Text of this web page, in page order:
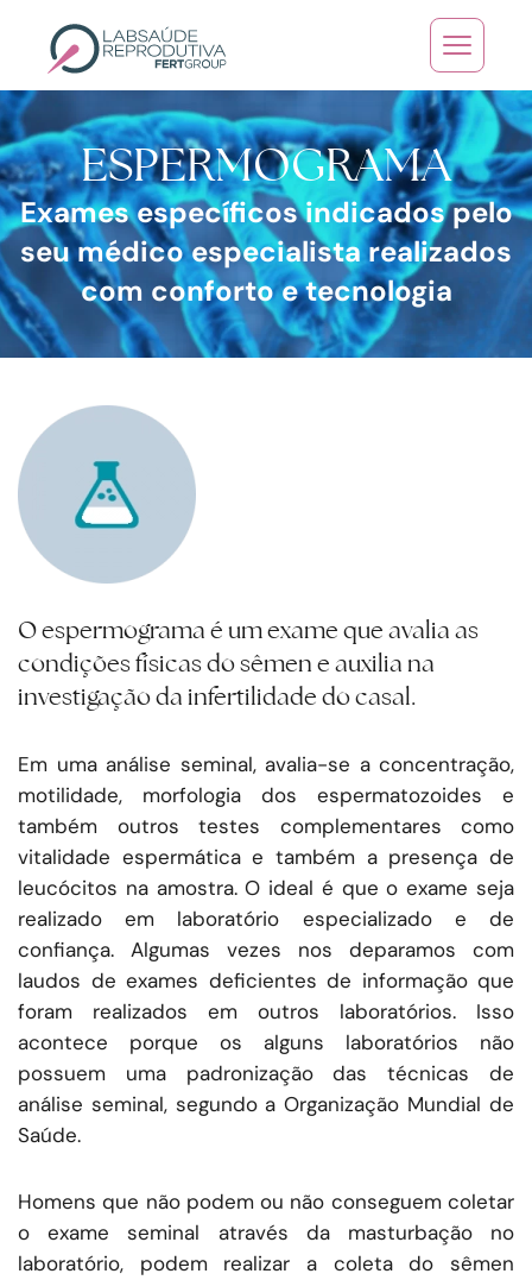
Skip to main content
ESPERMOGRAMA
Exames específicos indicados pelo
seu médico especialista realizados
com conforto e tecnologia
O espermograma é um exame que avalia as
condições físicas do sêmen e auxilia na
investigação da infertilidade do casal.
Em uma análise seminal, avalia-se a concentração,
motilidade, morfologia dos espermatozoides e
também outros testes complementares como
vitalidade espermática e também a presença de
leucócitos na amostra. O ideal é que o exame seja
realizado em laboratório especializado e de
confiança. Algumas vezes nos deparamos com
laudos de exames deficientes de informação que
foram realizados em outros laboratórios. Isso
acontece porque os alguns laboratórios não
possuem uma padronização das técnicas de
análise seminal, segundo a Organização Mundial de
Saúde.
Homens que não podem ou não conseguem coletar
o exame seminal através da masturbação no
laboratório, podem realizar a coleta do sêmen